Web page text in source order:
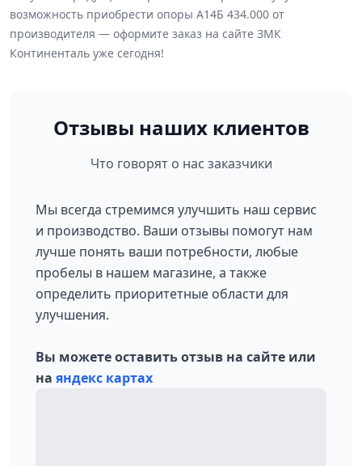
возможность приобрести опоры А14Б 434.000 от
производителя — оформите заказ на сайте ЗМК
Континенталь уже сегодня!
Отзывы наших клиентов
Что говорят о нас заказчики
Мы всегда стремимся улучшить наш сервис
и производство. Ваши отзывы помогут нам
лучше понять ваши потребности, любые
пробелы в нашем магазине, а также
определить приоритетные области для
улучшения.
Вы можете оставить отзыв на сайте или
на яндекс картах